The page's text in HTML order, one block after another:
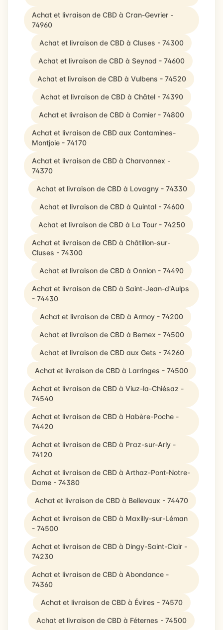
Achat et livraison de CBD à Cran-Gevrier -
74960
Achat et livraison de CBD à Cluses - 74300
Achat et livraison de CBD à Seynod - 74600
Achat et livraison de CBD à Vulbens - 74520
Achat et livraison de CBD à Châtel - 74390
Achat et livraison de CBD à Cornier - 74800
Achat et livraison de CBD aux Contamines-
Montjoie - 74170
Achat et livraison de CBD à Charvonnex -
74370
Achat et livraison de CBD à Lovagny - 74330
Achat et livraison de CBD à Quintal - 74600
Achat et livraison de CBD à La Tour - 74250
Achat et livraison de CBD à Châtillon-sur-
Cluses - 74300
Achat et livraison de CBD à Onnion - 74490
Achat et livraison de CBD à Saint-Jean-d'Aulps
- 74430
Achat et livraison de CBD à Armoy - 74200
Achat et livraison de CBD à Bernex - 74500
Achat et livraison de CBD aux Gets - 74260
Achat et livraison de CBD à Larringes - 74500
Achat et livraison de CBD à Viuz-la-Chiésaz -
74540
Achat et livraison de CBD à Habère-Poche -
74420
Achat et livraison de CBD à Praz-sur-Arly -
74120
Achat et livraison de CBD à Arthaz-Pont-Notre-
Dame - 74380
Achat et livraison de CBD à Bellevaux - 74470
Achat et livraison de CBD à Maxilly-sur-Léman
- 74500
Achat et livraison de CBD à Dingy-Saint-Clair -
74230
Achat et livraison de CBD à Abondance -
74360
Achat et livraison de CBD à Évires - 74570
Achat et livraison de CBD à Féternes - 74500